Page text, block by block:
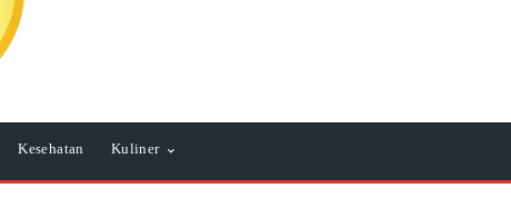
Kesehatan Kuliner